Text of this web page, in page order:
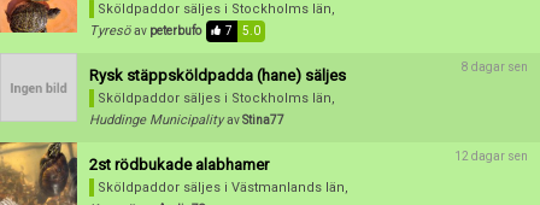
Sköldpaddor säljes i Stockholms län,
Tyresö av peterbufo 7 5.0
Rysk stäppsköldpadda (hane) säljes
Sköldpaddor säljes i Stockholms län,
Huddinge Municipality avStina77
8 dagar sen
2st rödbukade alabhamer
Sköldpaddor säljes i Västmanlands län,
12 dagar sen